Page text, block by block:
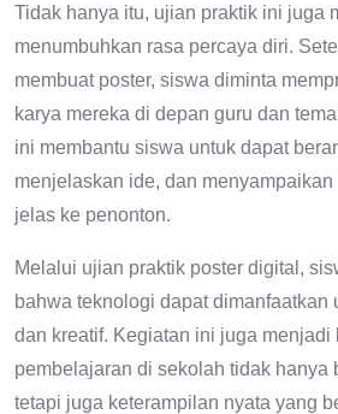
Tidak hanya itu, ujian praktik ini juga
menumbuhkan rasa percaya diri.
membuat poster, siswa diminta
karya mereka di depan guru dan
ini membantu siswa untuk dapat
menjelaskan ide, dan
jelas ke penonton.
Melalui ujian praktik poster digital,
bahwa teknologi dapat dimanfaatkan
dan kreatif. Kegiatan ini juga menjadi
pembelajaran di sekolah tidak hanya
tetapi juga keterampilan nyata yang